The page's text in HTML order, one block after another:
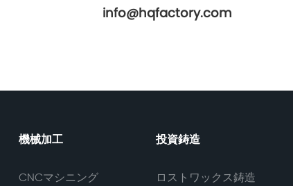
info@hqfactory.com
機械加工
CNCマシニング
投資鋳造
ロストワックス鋳造